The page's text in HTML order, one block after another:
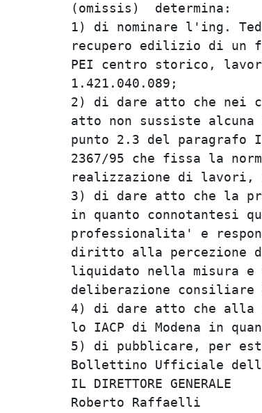
1) di nominare
recupero edilizio di
PEI centro storico,
2) di dare atto che
atto non sussiste
punto 2.3 del
2367/95 che fissa
realizzazione
3) di dare atto che la
in quanto
professionalita' e
diritto alla
liquidato nella
4) di dare atto che
lo IACP di
5) di pubblicare,
Bollettino
IL